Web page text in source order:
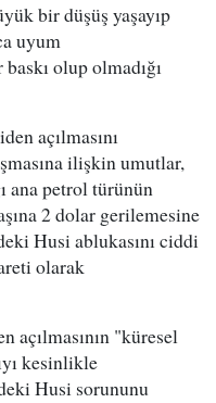
bir düşüş yaşayıp
uyum
olup olmadığı
açılmasını
ilişkin umutlar,
ana petrol türünün
2 dolar gerilemesine
Husi ablukasını ciddi
olarak
açılmasının "küresel
kesinlikle
Husi sorununu